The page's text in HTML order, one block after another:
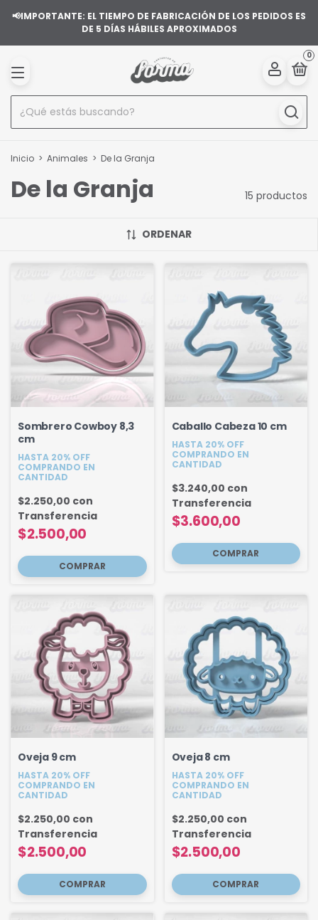
📢IMPORTANTE: EL TIEMPO DE FABRICACIÓN DE LOS PEDIDOS ES
DE 5 DÍAS HÁBILES APROXIMADOS
0
Inicio > Animales > De la Granja
De la Granja 15 productos
ORDENAR
Sombrero Cowboy 8,3
cm
HASTA 20% OFF
COMPRANDO EN
CANTIDAD
$2.500,00
$2.250,00 con
Transferencia
Caballo Cabeza 10 cm
HASTA 20% OFF
COMPRANDO EN
CANTIDAD
$3.600,00
$3.240,00 con
Transferencia
Oveja 9 cm
HASTA 20% OFF
COMPRANDO EN
CANTIDAD
$2.500,00
$2.250,00 con
Transferencia
Oveja 8 cm
HASTA 20% OFF
COMPRANDO EN
CANTIDAD
$2.500,00
$2.250,00 con
Transferencia